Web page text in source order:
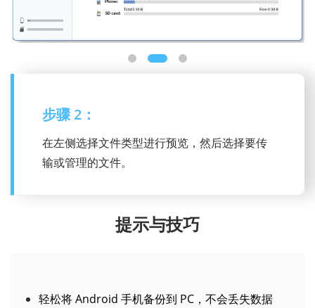
步骤 2：
在左侧选择文件类型进行预览，然后选择要传
输或管理的文件。
提示与技巧
轻松将 Android 手机备份到 PC，不会丢失数据